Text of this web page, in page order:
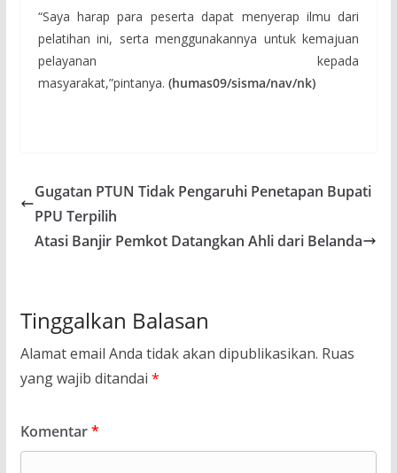
“Saya harap para peserta dapat menyerap ilmu dari
pelatihan ini, serta menggunakannya untuk kemajuan
pelayanan kepada
masyarakat,”pintanya. (humas09/sisma/nav/nk)
Gugatan PTUN Tidak Pengaruhi Penetapan Bupati
PPU Terpilih
Atasi Banjir Pemkot Datangkan Ahli dari Belanda
Tinggalkan Balasan
Alamat email Anda tidak akan dipublikasikan. Ruas
yang wajib ditandai *
Komentar*